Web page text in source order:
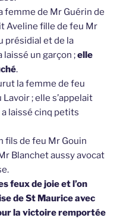
femme de Mr Guérin de
Aveline fille de feu Mr
présidial et de la
laissé un garçon ;elle
.
la femme de feu
; elle s’appelait
laissé cinq petits
fils de feu Mr Gouin
Blanchet aussy avocat
feux de joie et l’on
de St Maurice avec
la victoire remportée